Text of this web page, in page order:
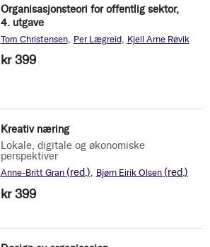
Organisasjonsteori for offentlig sektor,
4. utgave
Tom Christensen Per Lægreid Kjell Arne Røvik
kr 399
Kreativ næring
Lokale, digitale og økonomiske
perspektiver
Anne-Britt Gran (red.) Bjørn Eirik Olsen (red.)
kr 399